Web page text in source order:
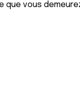
vous